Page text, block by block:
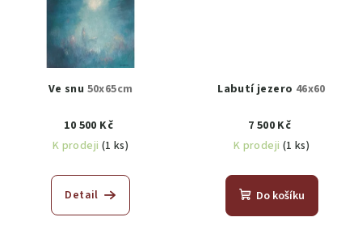
Ve snu 50x65cm
10 500 Kč
K prodeji (1 ks)
Detail
Labutí jezero 46x60
7 500 Kč
K prodeji (1 ks)
Do košíku